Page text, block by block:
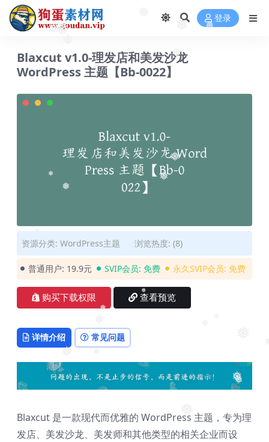
❅
❅
❅
❅
❅
❅
❅
❅
❅
❅
❅
❅
❅
登录
Blaxcut v1.0-理发店和美发沙龙
WordPress 主题【Bb-0022】
资源分类: WordPress主题 浏览热度: (8)
普通用户: 19.9元 SVIP会员: 免费 永久SVIP会员: 免费
购买下载权限 查看预览
详情介绍 常见问题
Blaxcut 是一款现代而优雅的 WordPress 主题，专为理
发店、美发沙龙、美发师和其他类型的相关企业而设